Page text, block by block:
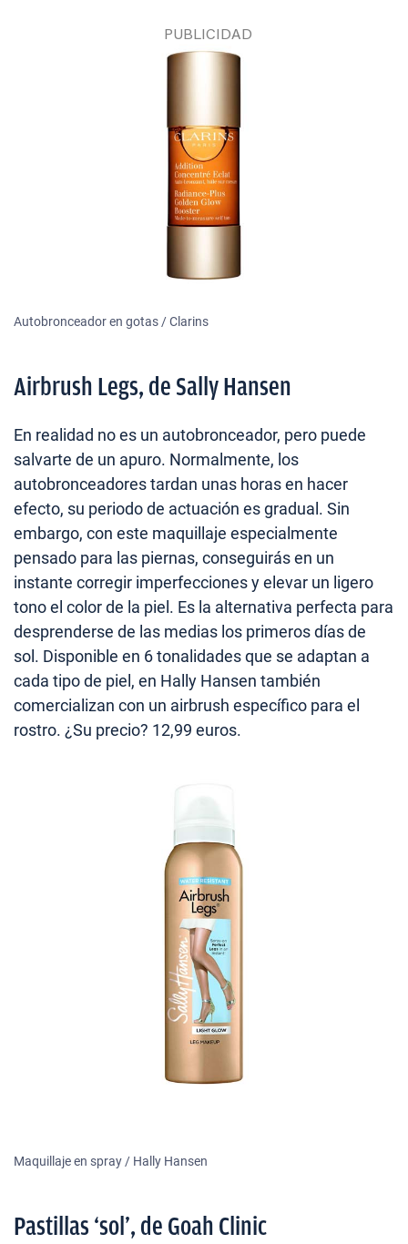
Autobronceador en gotas / Clarins
Airbrush Legs, de Sally Hansen
En realidad no es un autobronceador, pero puede
salvarte de un apuro. Normalmente, los
autobronceadores tardan unas horas en hacer
efecto, su periodo de actuación es gradual. Sin
embargo, con este maquillaje especialmente
pensado para las piernas, conseguirás en un
instante corregir imperfecciones y elevar un ligero
tono el color de la piel. Es la alternativa perfecta para
desprenderse de las medias los primeros días de
sol. Disponible en 6 tonalidades que se adaptan a
cada tipo de piel, en Hally Hansen también
comercializan con un airbrush específico para el
rostro. ¿Su precio? 12,99 euros.
Maquillaje en spray / Hally Hansen
Pastillas ‘sol’, de Goah Clinic